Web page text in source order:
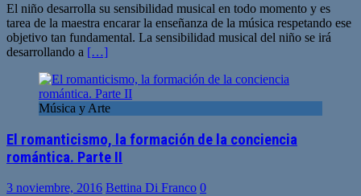
El niño desarrolla su sensibilidad musical en todo momento y es
tarea de la maestra encarar la enseñanza de la música respetando ese
objetivo tan fundamental. La sensibilidad musical del niño se irá
desarrollando a […]
Música y Arte
El romanticismo, la formación de la conciencia
romántica. Parte II
3 noviembre, 2016 Bettina Di Franco 0